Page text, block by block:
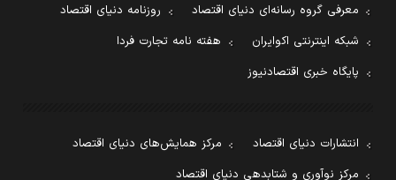
معرفی گروه رسانه‌ای دنیای اقتصاد
روزنامه دنیای اقتصاد
شبکه اینترنتی اکوایران
هفته نامه تجارت فردا
پایگاه خبری اقتصادنیوز
انتشارات دنیای اقتصاد
مرکز همایش‌های دنیای اقتصاد
مرکز نوآوری و شتابدهی دنیای اقتصاد